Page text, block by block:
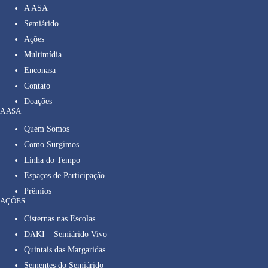
A ASA
Semiárido
Ações
Multimídia
Enconasa
Contato
Doações
A ASA
Quem Somos
Como Surgimos
Linha do Tempo
Espaços de Participação
Prêmios
AÇÕES
Cisternas nas Escolas
DAKI – Semiárido Vivo
Quintais das Margaridas
Sementes do Semiárido